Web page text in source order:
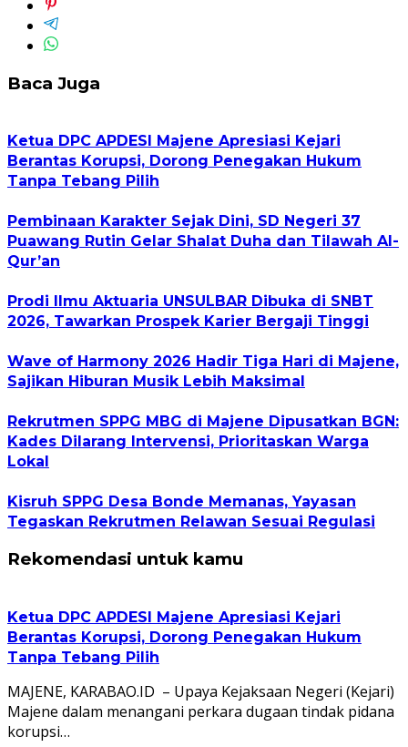
Baca Juga
Ketua DPC APDESI Majene Apresiasi Kejari
Berantas Korupsi, Dorong Penegakan Hukum
Tanpa Tebang Pilih
Pembinaan Karakter Sejak Dini, SD Negeri 37
Puawang Rutin Gelar Shalat Duha dan Tilawah Al-
Qur’an
Prodi Ilmu Aktuaria UNSULBAR Dibuka di SNBT
2026, Tawarkan Prospek Karier Bergaji Tinggi
Wave of Harmony 2026 Hadir Tiga Hari di Majene,
Sajikan Hiburan Musik Lebih Maksimal
Rekrutmen SPPG MBG di Majene Dipusatkan BGN:
Kades Dilarang Intervensi, Prioritaskan Warga
Lokal
Kisruh SPPG Desa Bonde Memanas, Yayasan
Tegaskan Rekrutmen Relawan Sesuai Regulasi
Rekomendasi untuk kamu
Ketua DPC APDESI Majene Apresiasi Kejari
Berantas Korupsi, Dorong Penegakan Hukum
Tanpa Tebang Pilih
MAJENE, KARABAO.ID – Upaya Kejaksaan Negeri (Kejari)
Majene dalam menangani perkara dugaan tindak pidana
korupsi…